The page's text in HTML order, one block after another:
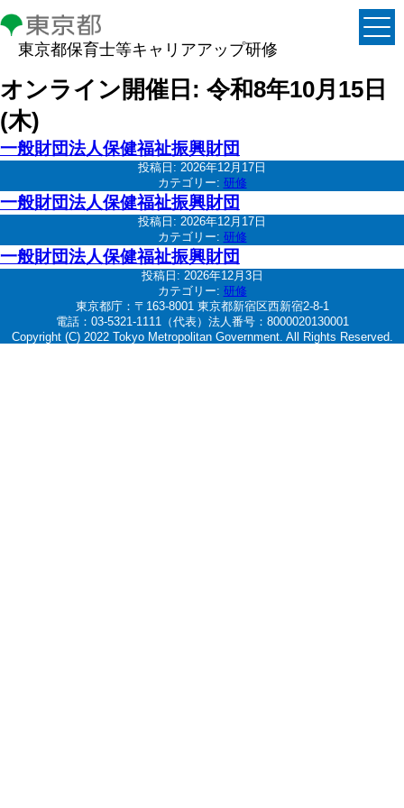
東京都保育士等キャリアアップ研修
オンライン開催日: 令和8年10月15日
(木)
一般財団法人保健福祉振興財団
投稿日: 2026年12月17日
カテゴリー: 研修
一般財団法人保健福祉振興財団
投稿日: 2026年12月17日
カテゴリー: 研修
一般財団法人保健福祉振興財団
投稿日: 2026年12月3日
カテゴリー: 研修
東京都庁：〒163-8001 東京都新宿区西新宿2-8-1
電話：03-5321-1111（代表）法人番号：8000020130001
Copyright (C) 2022 Tokyo Metropolitan Government. All Rights Reserved.